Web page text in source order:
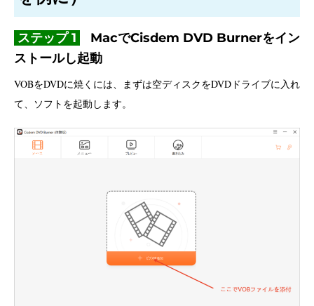
ステップ 1
MacでCisdem DVD Burnerをイン
ストールし起動
VOBをDVDに焼くには、まずは空ディスクをDVDドライブに入れ
て、ソフトを起動します。